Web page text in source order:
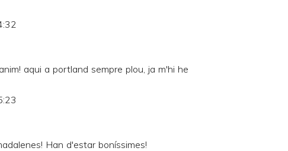
aqui a portland sempre plou, ja m'hi he
Han d'estar boníssimes!